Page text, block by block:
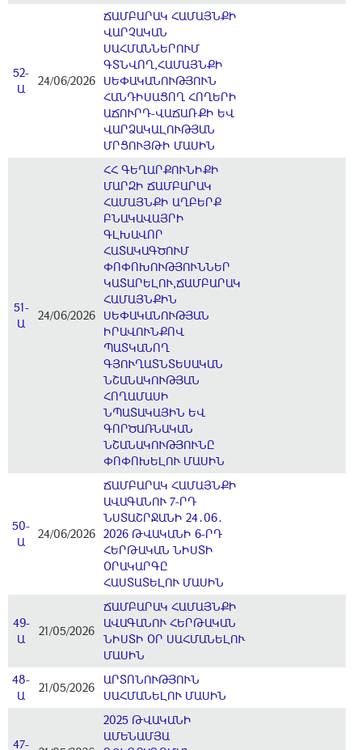
52-
Ա
24/06/2026
ՃԱՄԲԱՐԱԿ ՀԱՄԱՅՆՔԻ
ՎԱՐՉԱԿԱՆ
ՍԱՀՄԱՆՆԵՐՈՒՄ
ԳՏՆՎՈՂ,ՀԱՄԱՅՆՔԻ
ՍԵՓԱԿԱՆՈՒԹՅՈՒՆ
ՀԱՆԴԻՍԱՑՈՂ ՀՈՂԵՐԻ
ԱՃՈՒՐԴ-ՎԱՃԱՌՔԻ ԵՎ
ՎԱՐՁԱԿԱԼՈՒԹՅԱՆ
ՄՐՑՈՒՅԹԻ ՄԱՍԻՆ
51-
Ա
24/06/2026
ՀՀ ԳԵՂԱՐՔՈՒՆԻՔԻ
ՄԱՐԶԻ ՃԱՄԲԱՐԱԿ
ՀԱՄԱՅՆՔԻ ԱՂԲԵՐՔ
ԲՆԱԿԱՎԱՅՐԻ
ԳԼԽԱՎՈՐ
ՀԱՏԱԿԱԳԾՈՒՄ
ՓՈՓՈԽՈՒԹՅՈՒՆՆԵՐ
ԿԱՏԱՐԵԼՈՒ,ՃԱՄԲԱՐԱԿ
ՀԱՄԱՅՆՔԻՆ
ՍԵՓԱԿԱՆՈՒԹՅԱՆ
ԻՐԱՎՈՒՆՔՈՎ
ՊԱՏԿԱՆՈՂ
ԳՅՈՒՂԱՏՆՏԵՍԱԿԱՆ
ՆՇԱՆԱԿՈՒԹՅԱՆ
ՀՈՂԱՄԱՍԻ
ՆՊԱՏԱԿԱՅԻՆ ԵՎ
ԳՈՐԾԱՌՆԱԿԱՆ
ՆՇԱՆԱԿՈՒԹՅՈՒՆԸ
ՓՈՓՈԽԵԼՈՒ ՄԱՍԻՆ
50-
Ա
24/06/2026
ՃԱՄԲԱՐԱԿ ՀԱՄԱՅՆՔԻ
ԱՎԱԳԱՆՈՒ 7-ՐԴ
ՆՍՏԱՇՐՋԱՆԻ 24․06․
2026 ԹՎԱԿԱՆԻ 6-ՐԴ
ՀԵՐԹԱԿԱՆ ՆԻՍՏԻ
ՕՐԱԿԱՐԳԸ
ՀԱՍՏԱՏԵԼՈՒ ՄԱՍԻՆ
49-
Ա
21/05/2026
ՃԱՄԲԱՐԱԿ ՀԱՄԱՅՆՔԻ
ԱՎԱԳԱՆՈՒ ՀԵՐԹԱԿԱՆ
ՆԻՍՏԻ ՕՐ ՍԱՀՄԱՆԵԼՈՒ
ՄԱՍԻՆ
48-
Ա
21/05/2026
ԱՐՏՈՆՈՒԹՅՈՒՆ
ՍԱՀՄԱՆԵԼՈՒ ՄԱՍԻՆ
47-
2025 ԹՎԱԿԱՆԻ
ԱՄԵՆԱՄՅԱ